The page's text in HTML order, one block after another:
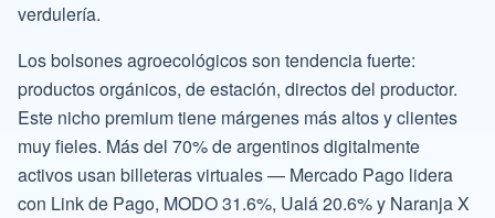
verdulería.
Los bolsones agroecológicos son tendencia fuerte:
productos orgánicos, de estación, directos del productor.
Este nicho premium tiene márgenes más altos y clientes
muy fieles. Más del 70% de argentinos digitalmente
activos usan billeteras virtuales — Mercado Pago lidera
con Link de Pago, MODO 31.6%, Ualá 20.6% y Naranja X